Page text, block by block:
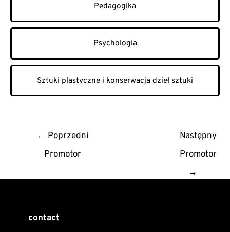
Pedagogika
Psychologia
Sztuki plastyczne i konserwacja dzieł sztuki
← Poprzedni
Promotor
Następny
Promotor
→
contact